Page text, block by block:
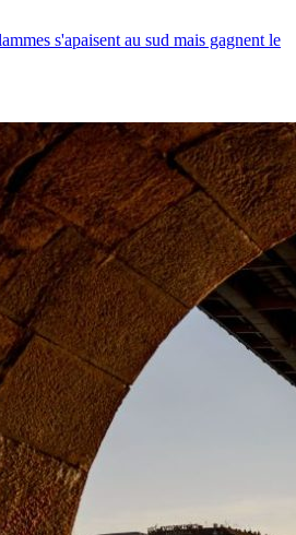
s'apaisent au sud mais gagnent le